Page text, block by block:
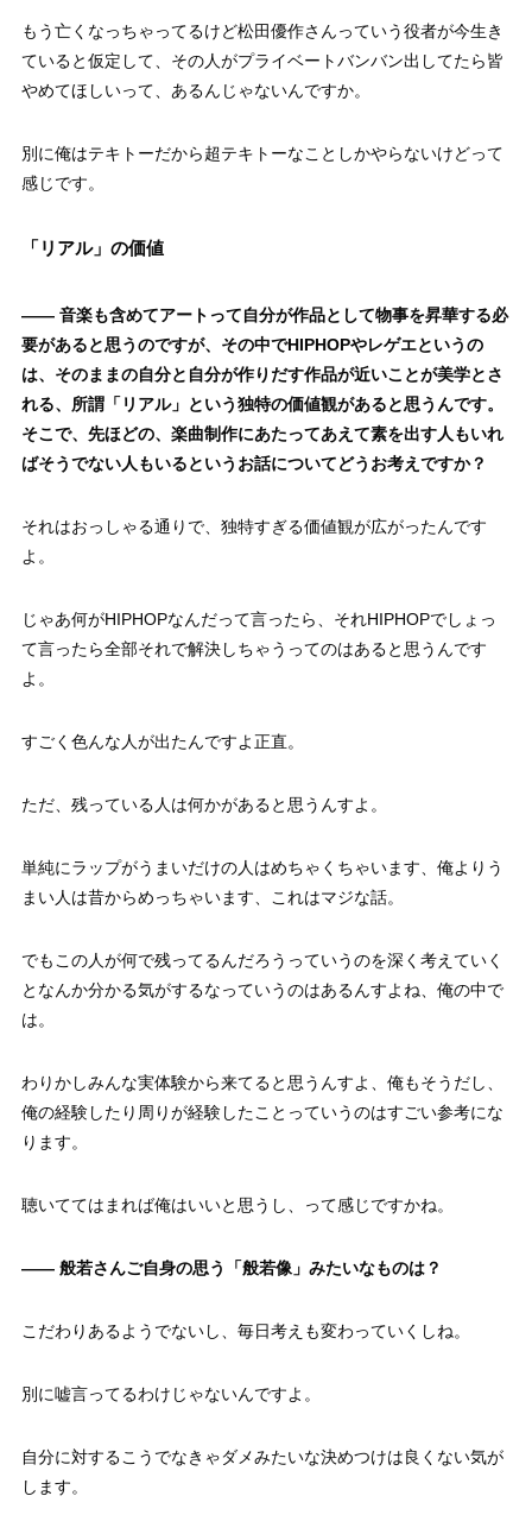
もう亡くなっちゃってるけど松田優作さんっていう役者が今生き
ていると仮定して、その人がプライベートバンバン出してたら皆
やめてほしいって、あるんじゃないんですか。
別に俺はテキトーだから超テキトーなことしかやらないけどって
感じです。
「リアル」の価値
—— 音楽も含めてアートって自分が作品として物事を昇華する必
要があると思うのですが、その中でHIPHOPやレゲエというの
は、そのままの自分と自分が作りだす作品が近いことが美学とさ
れる、所謂「リアル」という独特の価値観があると思うんです。
そこで、先ほどの、楽曲制作にあたってあえて素を出す人もいれ
ばそうでない人もいるというお話についてどうお考えですか？
それはおっしゃる通りで、独特すぎる価値観が広がったんです
よ。
じゃあ何がHIPHOPなんだって言ったら、それHIPHOPでしょっ
て言ったら全部それで解決しちゃうってのはあると思うんです
よ。
すごく色んな人が出たんですよ正直。
ただ、残っている人は何かがあると思うんすよ。
単純にラップがうまいだけの人はめちゃくちゃいます、俺よりう
まい人は昔からめっちゃいます、これはマジな話。
でもこの人が何で残ってるんだろうっていうのを深く考えていく
となんか分かる気がするなっていうのはあるんすよね、俺の中で
は。
わりかしみんな実体験から来てると思うんすよ、俺もそうだし、
俺の経験したり周りが経験したことっていうのはすごい参考にな
ります。
聴いててはまれば俺はいいと思うし、って感じですかね。
—— 般若さんご自身の思う「般若像」みたいなものは？
こだわりあるようでないし、毎日考えも変わっていくしね。
別に嘘言ってるわけじゃないんですよ。
自分に対するこうでなきゃダメみたいな決めつけは良くない気が
します。